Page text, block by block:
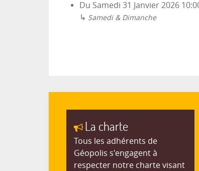
Du Samedi 31 Janvier 2026
↳ Samedi & Dimanche
La charte
Tous les adhérents de
Géopolis s'engagent à
respecter notre charte visant